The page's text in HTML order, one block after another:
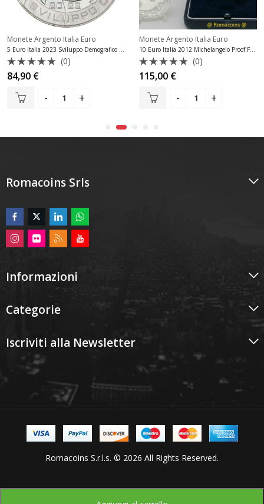
Monete Argento Italia Euro
5 Euro Italia 2023 Sviluppo Demografico Fdc
Valutato
0
su
(0)
84,90 €
Monete Argento Italia Euro
10 Euro Italia 2012 Michelangelo Proof Fondo Specchio
Valutato
0
su
(0)
115,00 €
Romacoins Srls
Informazioni
Categorie
Iscriviti alla Newsletter
Romacoins S.r.l.s. © 2026 All Rights Reserved.